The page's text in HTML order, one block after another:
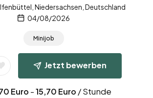
Niedersachsen, Deutschland
04/08/2026
Minijob
Jetzt bewerben
Euro -15,70 Euro / Stunde